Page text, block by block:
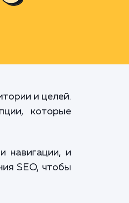
и целей.
которые
навигации, и
SEO, чтобы